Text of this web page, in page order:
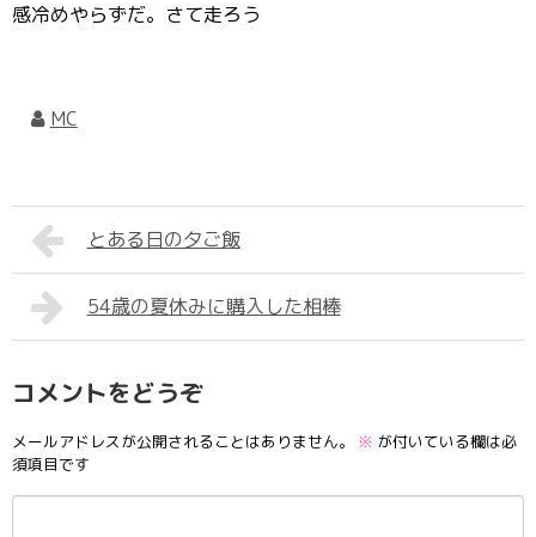
感冷めやらずだ。さて走ろう
MC
とある日の夕ご飯
54歳の夏休みに購入した相棒
コメントをどうぞ
メールアドレスが公開されることはありません。 ※ が付いている欄は必
須項目です